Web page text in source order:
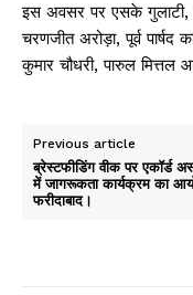
इस अवसर पर एसके
चरणजीत अरोड़ा, पूर्व पार्षद
कुमार चौधरी, पारुल
Previous article
ब्रेस्टफीडिंग वीक पर एकॉर्ड
में जागरूकता कार्यक्रम का
फरीदाबाद।